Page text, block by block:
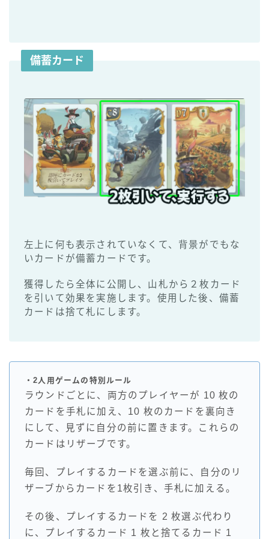
備蓄カード
左上に何も表示されていなくて、背景がでもな
いカードが備蓄カードです。
獲得したら全体に公開し、山札から２枚カード
を引いて効果を実施します。使用した後、備蓄
カードは捨て札にします。
・2人用ゲームの特別ルール
ラウンドごとに、両方のプレイヤーが 10 枚の
カードを手札に加え、10 枚のカードを裏向き
にして、見ずに自分の前に置きます。これらの
カードはリザーブです。
毎回、プレイするカードを選ぶ前に、自分のリ
ザーブからカードを1枚引き、手札に加える。
その後、プレイするカードを 2 枚選ぶ代わり
に、プレイするカード 1 枚と捨てるカード 1